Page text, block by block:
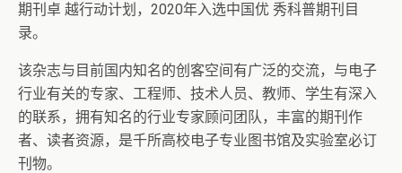
期刊卓 越行动计划，2020年入选中国优 秀科普期刊目
录。
该杂志与目前国内知名的创客空间有广泛的交流，与电子
行业有关的专家、工程师、技术人员、教师、学生有深入
的联系，拥有知名的行业专家顾问团队，丰富的期刊作
者、读者资源，是千所高校电子专业图书馆及实验室必订
刊物。